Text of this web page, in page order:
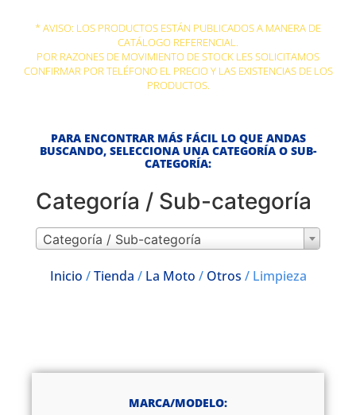
* AVISO: LOS PRODUCTOS ESTÁN PUBLICADOS A MANERA DE
CATÁLOGO REFERENCIAL.
POR RAZONES DE MOVIMIENTO DE STOCK LES SOLICITAMOS
CONFIRMAR POR TELÉFONO EL PRECIO Y LAS EXISTENCIAS DE LOS
PRODUCTOS.
PARA ENCONTRAR MÁS FÁCIL LO QUE ANDAS
BUSCANDO, SELECCIONA UNA CATEGORÍA O SUB-
CATEGORÍA:
Categoría / Sub-categoría
Categoría / Sub-categoría
Inicio /Tienda / La Moto / Otros / Limpieza
MARCA/MODELO: